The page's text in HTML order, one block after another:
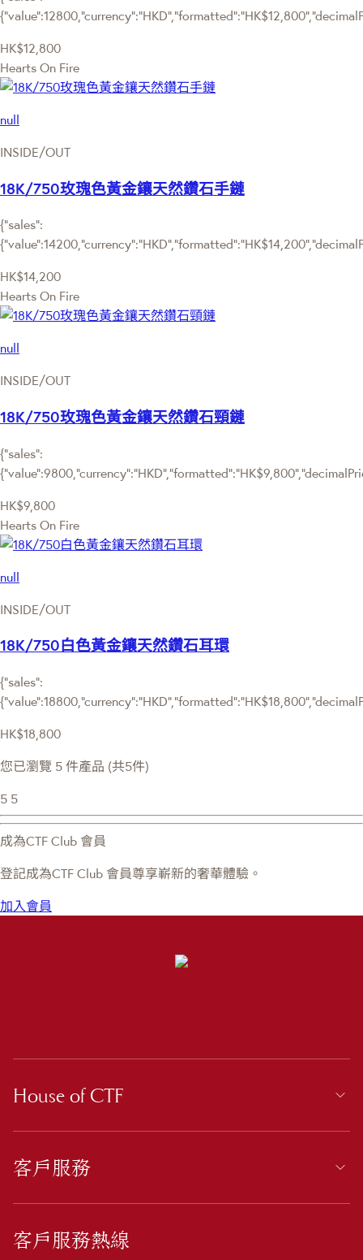
HK$12,800
Hearts On Fire
null
INSIDE/OUT
18K/750玫瑰色黃金鑲天然鑽石手鏈
{"sales":
HK$14,200
Hearts On Fire
null
INSIDE/OUT
18K/750玫瑰色黃金鑲天然鑽石頸鏈
{"sales":
HK$9,800
Hearts On Fire
null
INSIDE/OUT
18K/750白色黃金鑲天然鑽石耳環
{"sales":
HK$18,800
您已瀏覽 5 件產品 (共5件)
5 5
成為CTF Club 會員
登記成為CTF Club 會員尊享嶄新的奢華體驗。
加入會員
House of CTF
客戶服務
客戶服務熱線